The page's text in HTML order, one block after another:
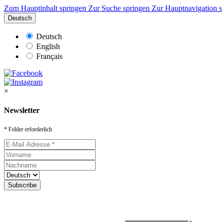
Zum Hauptinhalt springen Zur Suche springen Zur Hauptnavigation
Deutsch
Deutsch
English
Français
×
Newsletter
* Felder erforderlich